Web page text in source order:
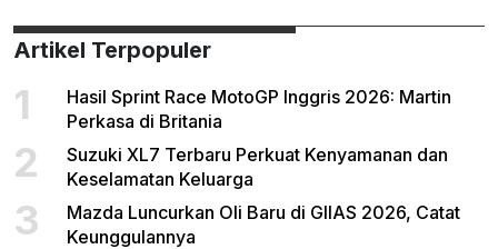
Artikel Terpopuler
1
Hasil Sprint Race MotoGP Inggris 2026: Martin
Perkasa di Britania
2
Suzuki XL7 Terbaru Perkuat Kenyamanan dan
Keselamatan Keluarga
3
Mazda Luncurkan Oli Baru di GIIAS 2026, Catat
Keunggulannya